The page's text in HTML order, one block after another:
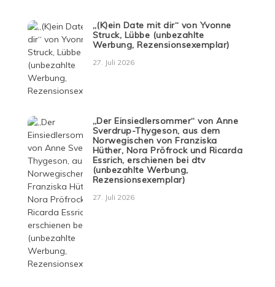
„(K)ein Date mit dir“ von Yvonne
Struck, Lübbe (unbezahlte
Werbung, Rezensionsexemplar)
27. Juli 2026
„Der Einsiedlersommer“ von Anne
Sverdrup-Thygeson, aus dem
Norwegischen von Franziska
Hüther, Nora Pröfrock und Ricarda
Essrich, erschienen bei dtv
(unbezahlte Werbung,
Rezensionsexemplar)
27. Juli 2026